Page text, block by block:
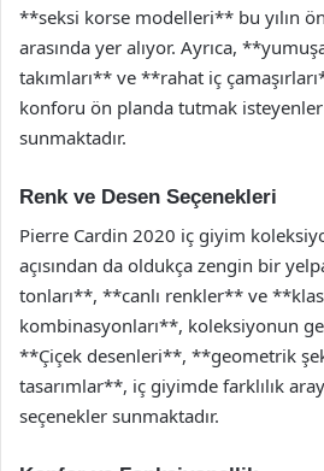
**seksi korse modelleri** bu yılın
arasında yer alıyor. Ayrıca,
takımları** ve **rahat iç
konforu ön planda tutmak
sunmaktadır.
Renk ve Desen Seçenekleri
Pierre Cardin 2020 iç giyim
açısından da oldukça zengin bir
tonları**, **canlı renkler** ve
kombinasyonları**, koleksiyonun
**Çiçek desenleri**, **geometrik
tasarımlar**, iç giyimde farklılık
seçenekler sunmaktadır.